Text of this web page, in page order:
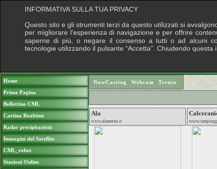
Home
Prima Pagina
Bollettino CML
Cartina Realtime
Radar precipitazioni
Immagini dal Satellite
CML_robot
Stazioni Online
NowCasting › Webcam› Trento
Ala
www.alameteo.it
INFORMATIVA SULLA TUA PRIVACY
Questo sito e gli strumenti terzi da questo utilizzati si
per migliorare l'esperienza di navigazione e per offrire
saperne di più, o negare il consenso a tutti o ad alcuni
tecnologie utilizzando il pulsante “Accetta”. Chiudendo